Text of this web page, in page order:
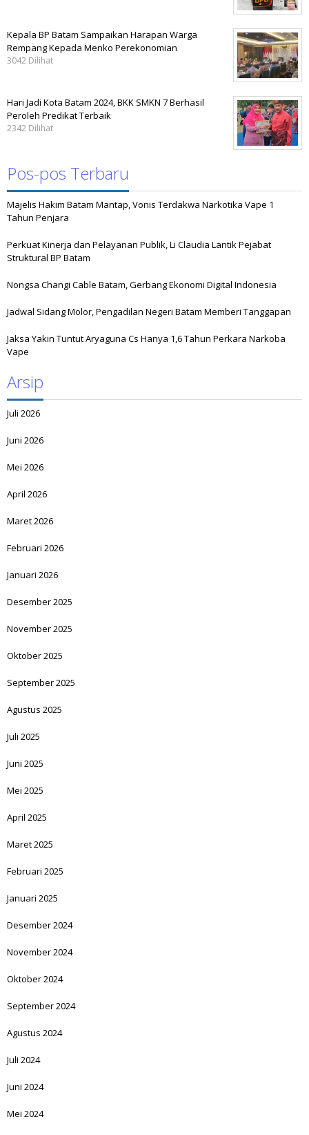
Kepala BP Batam Sampaikan Harapan Warga
Rempang Kepada Menko Perekonomian
3042 Dilihat
Hari Jadi Kota Batam 2024, BKK SMKN 7 Berhasil
Peroleh Predikat Terbaik
2342 Dilihat
Pos-pos Terbaru
Majelis Hakim Batam Mantap, Vonis Terdakwa Narkotika Vape 1
Tahun Penjara
Perkuat Kinerja dan Pelayanan Publik, Li Claudia Lantik Pejabat
Struktural BP Batam
Nongsa Changi Cable Batam, Gerbang Ekonomi Digital Indonesia
Jadwal Sidang Molor, Pengadilan Negeri Batam Memberi Tanggapan
Jaksa Yakin Tuntut Aryaguna Cs Hanya 1,6 Tahun Perkara Narkoba
Vape
Arsip
Juli 2026
Juni 2026
Mei 2026
April 2026
Maret 2026
Februari 2026
Januari 2026
Desember 2025
November 2025
Oktober 2025
September 2025
Agustus 2025
Juli 2025
Juni 2025
Mei 2025
April 2025
Maret 2025
Februari 2025
Januari 2025
Desember 2024
November 2024
Oktober 2024
September 2024
Agustus 2024
Juli 2024
Juni 2024
Mei 2024